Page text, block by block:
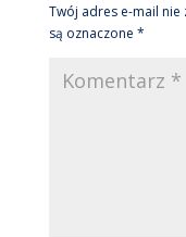
Twój adres e-mail
są oznaczone *